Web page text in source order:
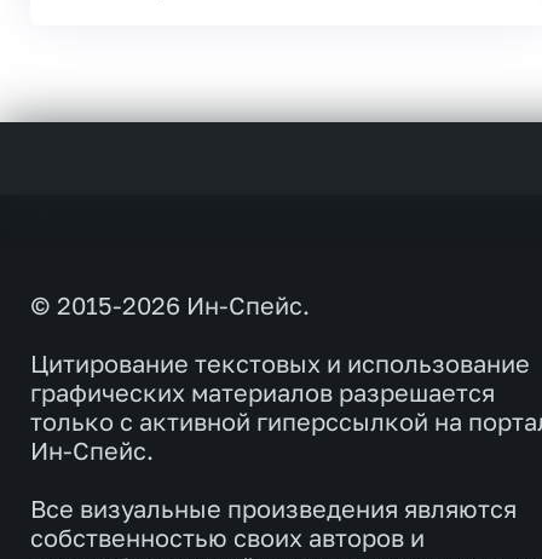
© 2015-2026 Ин-Спейс.
Цитирование текстовых и использование
графических материалов разрешается
только с активной гиперссылкой на
Ин-Спейс.
Все визуальные произведения являются
собственностью своих авторов и